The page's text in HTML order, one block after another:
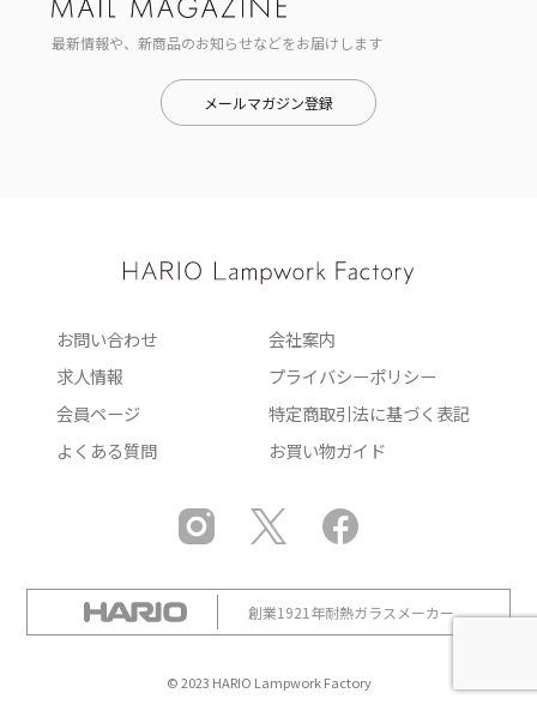
最新情報や、新商品のお知らせなどをお届けします
メールマガジン登録
お問い合わせ
会社案内
求人情報
プライバシーポリシー
会員ページ
特定商取引法に基づく表記
よくある質問
お買い物ガイド
創業1921年耐熱ガラスメーカー
© 2023 HARIO Lampwork Factory